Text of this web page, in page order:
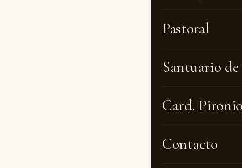
Pastoral
Santuario
Card. Pironio
Contacto